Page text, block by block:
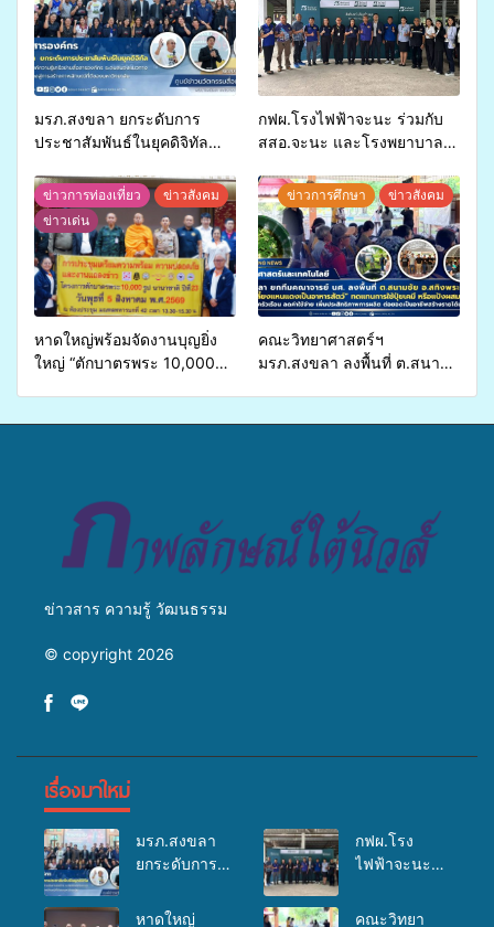
มรภ.สงขลา ยกระดับการ
ประชาสัมพันธ์ในยุคดิจิทัล
ข่ายสื่อสารองค์กร ระดมสมอง
วางแนวทางการทำงาน ปูทาง
สู่การสร้างภาพลักษณ์ที่ดีของ
มหาวิทยาลัย
กฟผ.โรงไฟฟ้าจะนะ ร่วมกับ
สสอ.จะนะ และโรงพยาบาล
แพทย์เคลื่อนที่ ประจำปี 2569
ข่าวการท่องเที่ยว
ข่าวสังคม
ข่าวเด่น
หาดใหญ่พร้อมจัดงานบุญยิ่ง
ใหญ่ “ตักบาตรพระ 10,000
ข่าวการศึกษา ข่าวสังคม
คณะวิทยาศาสตร์ฯ
มรภ.สงขลา ลงพื้นที่ ต.สนาม
ข่าวสาร ความรู้ วัฒนธรรม
© copyright 2026
เรื่องมาใหม่
มรภ.สงขลา
ยกระดับการ
ในยุคดิจิทัล
กฟผ.โรง
ไฟฟ้าจะนะ
สสอ.จะนะ
หาดใหญ่ คณะวิทยา